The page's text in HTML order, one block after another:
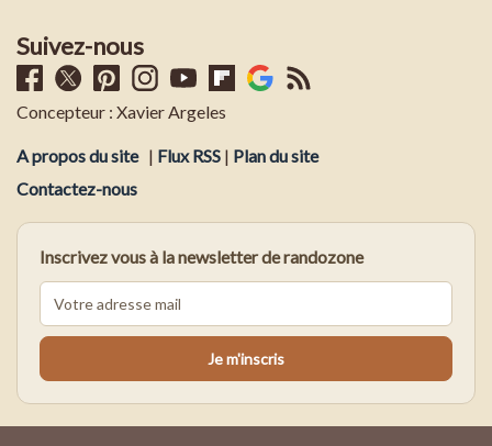
Suivez-nous
Concepteur : Xavier Argeles
A propos du site | Flux RSS | Plan du site
Contactez-nous
Inscrivez vous à la newsletter de randozone